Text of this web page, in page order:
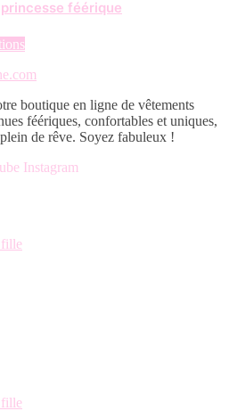
page
produit
Les
peuvent
être
choisies
sur
la
page
du
a
être
choisies
sur
féérique
Ce
a
variations.
Les
options
être
boutique en ligne de vêtements
féériques, confortables et uniques,
de rêve. Soyez fabuleux !
Instagram
fille
fille